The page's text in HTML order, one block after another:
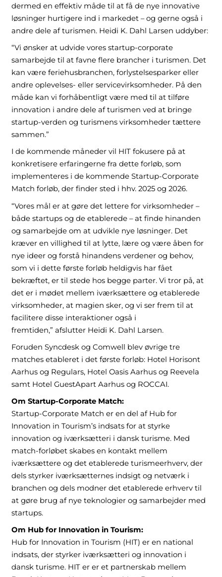
dermed en effektiv måde til at få de nye innovative
løsninger hurtigere ind i markedet – og gerne også i
andre dele af turismen. Heidi K. Dahl Larsen uddyber:
“Vi ønsker at udvide vores startup-corporate
samarbejde til at favne flere brancher i turismen. Det
kan være feriehusbranchen, forlystelsesparker eller
andre oplevelses- eller servicevirksomheder. På den
måde kan vi forhåbentligt være med til at tilføre
innovation i andre dele af turismen ved at bringe
startup-verden og turismens virksomheder tættere
sammen.”
I de kommende måneder vil HIT fokusere på at
konkretisere erfaringerne fra dette forløb, som
implementeres i de kommende Startup-Corporate
Match forløb, der finder sted i hhv. 2025 og 2026.
“Vores mål er at gøre det lettere for virksomheder –
både startups og de etablerede – at finde hinanden
og samarbejde om at udvikle nye løsninger. Det
kræver en villighed til at lytte, lære og være åben for
nye ideer og forstå hinandens verdener og behov,
som vi i dette første forløb heldigvis har fået
bekræftet, er til stede hos begge parter. Vi tror på, at
det er i mødet mellem iværksættere og etablerede
virksomheder, at magien sker, og vi ser frem til at
facilitere disse interaktioner også i
fremtiden,” afslutter Heidi K. Dahl Larsen.
Foruden Syncdesk og Comwell blev øvrige tre
matches etableret i det første forløb: Hotel Horisont
Aarhus og Regulars, Hotel Oasis Aarhus og Reevela
samt Hotel GuestApart Aarhus og ROCCAI.
Om Startup-Corporate Match:
Startup-Corporate Match er en del af Hub for
Innovation in Tourism’s indsats for at styrke
innovation og iværksætteri i dansk turisme. Med
match-forløbet skabes en kontakt mellem
iværksættere og det etablerede turismeerhverv, der
dels styrker iværksætternes indsigt og netværk i
branchen og dels modner det etablerede erhverv til
at gøre brug af nye teknologier og samarbejder med
startups.
Om Hub for Innovation in Tourism:
Hub for Innovation in Tourism (HIT) er en national
indsats, der styrker iværksætteri og innovation i
dansk turisme. HIT er er et partnerskab mellem